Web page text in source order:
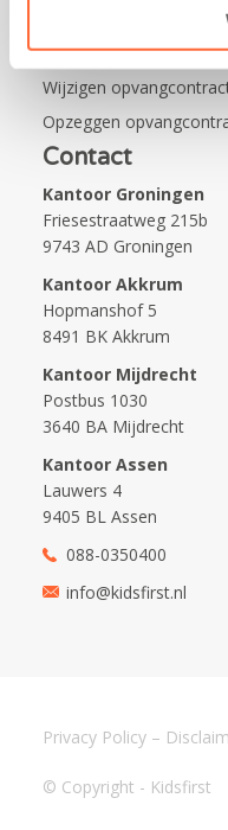
Nieuws over Kids First
Wijzigen
Opzeggen
Contact
Kantoor Groningen
Friesestraatweg 215b
9743 AD Groningen
Kantoor Akkrum
Hopmanshof 5
8491 BK Akkrum
Kantoor Mijdrecht
Postbus 1030
3640 BA Mijdrecht
Kantoor Assen
Lauwers 4
9405 BL Assen
088-0350400
info@kidsfirst.nl
© Copyright - Kidsfirst
Privacy Policy –